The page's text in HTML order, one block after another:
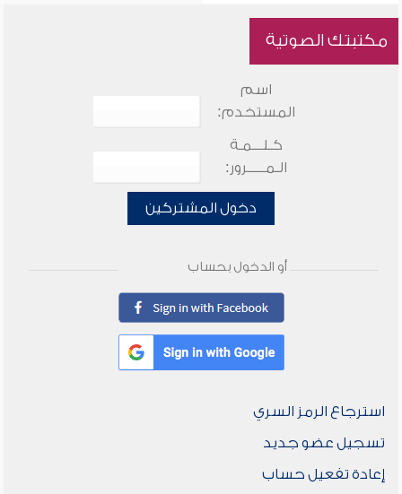
مكتبتك الصوتية
اسم
المستخدم:
كـلـــمـة
الـمـــــرور:
دخول المشتركين
أو الدخول بحساب
استرجاع الرمز السري
تسجيل عضو جديد
إعادة تفعيل حساب